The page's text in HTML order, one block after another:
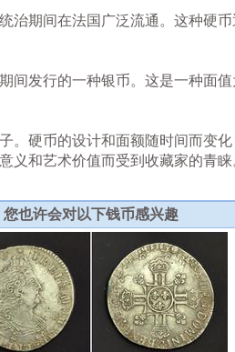
治期间在法国广泛流通。这种硬
间发行的一种银币。这是一种面
。硬币的设计和面额随时间而变
义和艺术价值而受到收藏家的青睐
您也许会对以下钱币感兴趣